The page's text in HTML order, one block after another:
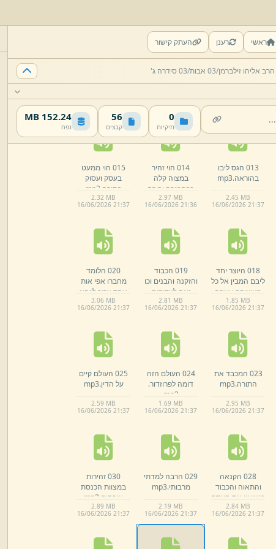
ראשי רענן העתק קישור
03 אבות/ 03 סידרה ג'
0
תיקיות
56
קבצים
152.24 MB
נפח
לכל אדם.mp3
16/06/2026 21:36
את חברך בשעת
כעסו.mp3
16/06/2026 21:36
הקבה.mp3
16/06/2026 21:36
013 הגס ליבו
בהוראה.mp3
2.45 MB
16/06/2026 21:37
014 הוי זהיר
במצוה קלה
כבחמורה ובורח
מן העבירה.mp32.97 MB
16/06/2026 21:36
015 הוי ממעט
בעסק ועסוק
בתורה. mp3
2.32 MB
16/06/2026 21:37
018 היוצר יחד
ליבם המבין אל כל
מעשיהם עשרה
דורות.mp3
1.85 MB
16/06/2026 21:37
019 הכבוד
והזקנה והבנים וכו
נאה לצדיקים.
mp3
2.81 MB
16/06/2026 21:37
020 הלומד
מחברו אפי אות
אחד צריך לנהוג
בו כבוד.mp3
3.06 MB
16/06/2026 21:37
023 המכבד את
התורה.mp3
2.95 MB
16/06/2026 21:37
024 העולם הזה
דומה לפרוזדור.
mp3
1.69 MB
16/06/2026 21:37
025 העולם קיים
על הדין.mp3
2.59 MB
16/06/2026 21:37
028 הקנאה
והתאוה והכבוד
מוציאין את האדם
מן העולם.mp3
2.84 MB
16/06/2026 21:37
029 הרבה למדתי
מרבותי.mp3
2.19 MB
16/06/2026 21:37
030 זהירות
במצוות הכנסת
אורחים. mp3
2.89 MB
16/06/2026 21:37